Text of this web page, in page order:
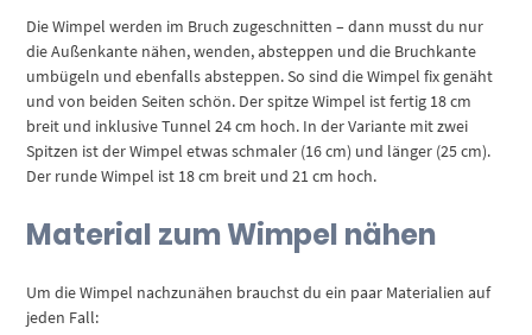
Die Wimpel werden im Bruch zugeschnitten – dann musst du nur
die Außenkante nähen, wenden, absteppen und die Bruchkante
umbügeln und ebenfalls absteppen. So sind die Wimpel fix genäht
und von beiden Seiten schön. Der spitze Wimpel ist fertig 18 cm
breit und inklusive Tunnel 24 cm hoch. In der Variante mit zwei
Spitzen ist der Wimpel etwas schmaler (16 cm) und länger (25 cm).
Der runde Wimpel ist 18 cm breit und 21 cm hoch.
Material zum Wimpel nähen
Um die Wimpel nachzunähen brauchst du ein paar Materialien auf
jeden Fall: